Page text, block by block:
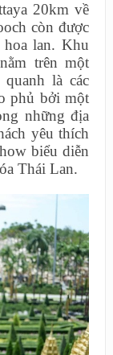
20km về
còn được
lan. Khu
trên một
là các
phủ bởi một
những địa
yêu thích
biểu diễn
Thái Lan.